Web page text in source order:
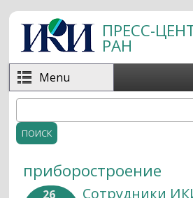
Перейти к основному содержанию
ПРЕСС-
РАН
Menu
Форма поиска
приборостроение
26
Сотрудники